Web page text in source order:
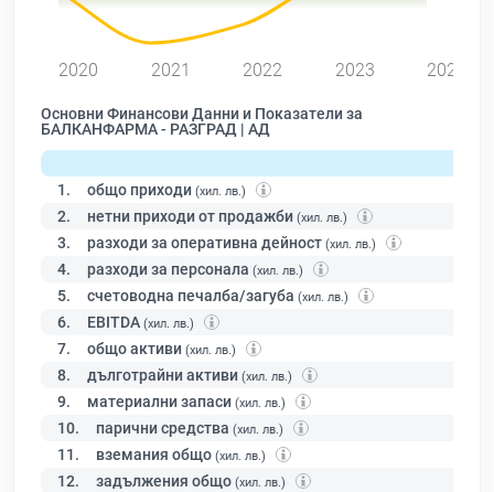
2020 2021 2022 2023 2024
Основни Финансови Данни и Показатели за
БАЛКАНФАРМА - РАЗГРАД | АД
1. общо приходи (хил. лв.)
2. нетни приходи от продажби (хил. лв.)
3. разходи за оперативна дейност (хил. лв.)
4. разходи за персонала (хил. лв.)
5. счетоводна печалба/загуба (хил. лв.)
6. EBITDA (хил. лв.)
7. общо активи (хил. лв.)
8. дълготрайни активи (хил. лв.)
9. материални запаси (хил. лв.)
10. парични средства (хил. лв.)
11. вземания общо (хил. лв.)
12. задължения общо (хил. лв.)